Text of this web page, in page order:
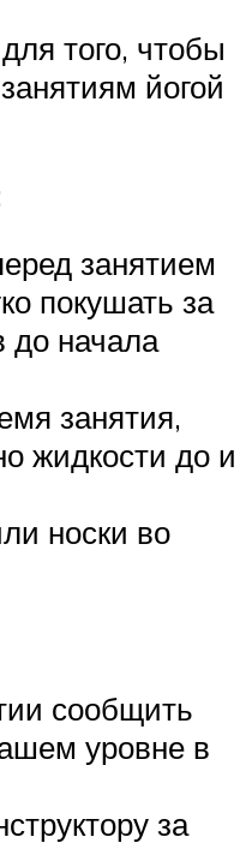
того, чтобы
йогой
занятием
покушать за
до начала
занятия,
жидкости до и
носки во
сообщить
уровне в
за